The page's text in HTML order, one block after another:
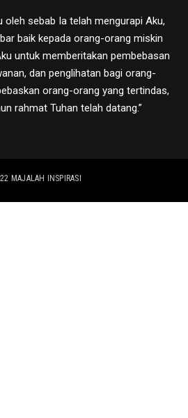
oleh sebab Ia telah mengurapi Aku,
baik kepada orang-orang miskin
untuk memberitakan pembebasan
dan penglihatan bagi orang-
orang-orang yang tertindas,
rahmat Tuhan telah datang.”
MAJALAH INSPIRASI